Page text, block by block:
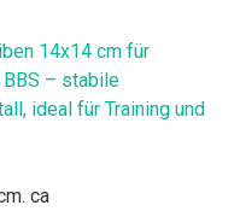
14x14 cm für
– stabile
ideal für Training und
ca